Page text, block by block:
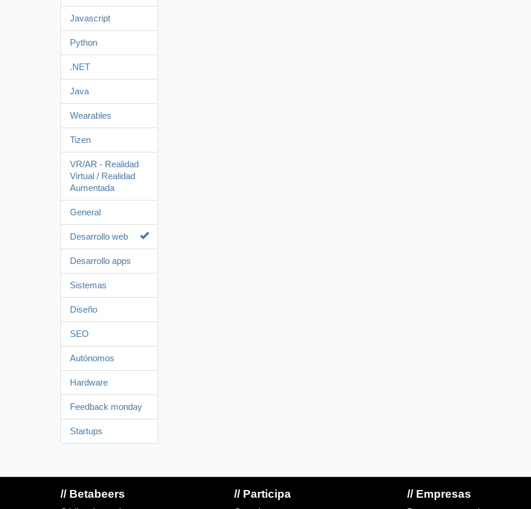
Javascript
Python
.NET
Java
Wearables
Tizen
VR/AR - Realidad
Virtual / Realidad
Aumentada
General
Desarrollo web
Desarrollo apps
Sistemas
Diseño
SEO
Autónomos
Hardware
Feedback monday
Startups
// Betabeers // Participa // Empresas